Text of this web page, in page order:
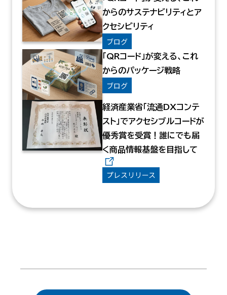
からのサステナビリティとア
クセシビリティ
ブログ
「QRコード」が変える、これ
からのパッケージ戦略
ブログ
経済産業省「流通DXコンテ
スト」でアクセシブルコードが
優秀賞を受賞！誰にでも届
く商品情報基盤を目指して
プレスリリース